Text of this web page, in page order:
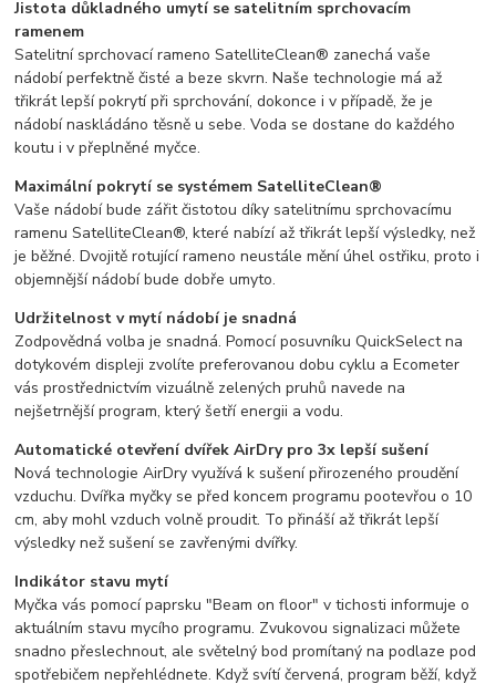
Jistota důkladného umytí se satelitním sprchovacím
ramenem
Satelitní sprchovací rameno SatelliteClean® zanechá vaše
nádobí perfektně čisté a beze skvrn. Naše technologie má až
třikrát lepší pokrytí při sprchování, dokonce i v případě, že je
nádobí naskládáno těsně u sebe. Voda se dostane do každého
koutu i v přeplněné myčce.
Maximální pokrytí se systémem SatelliteClean®
Vaše nádobí bude zářit čistotou díky satelitnímu sprchovacímu
ramenu SatelliteClean®, které nabízí až třikrát lepší výsledky, než
je běžné. Dvojitě rotující rameno neustále mění úhel ostřiku, proto i
objemnější nádobí bude dobře umyto.
Udržitelnost v mytí nádobí je snadná
Zodpovědná volba je snadná. Pomocí posuvníku QuickSelect na
dotykovém displeji zvolíte preferovanou dobu cyklu a Ecometer
vás prostřednictvím vizuálně zelených pruhů navede na
nejšetrnější program, který šetří energii a vodu.
Automatické otevření dvířek AirDry pro 3x lepší sušení
Nová technologie AirDry využívá k sušení přirozeného proudění
vzduchu. Dvířka myčky se před koncem programu pootevřou o 10
cm, aby mohl vzduch volně proudit. To přináší až třikrát lepší
výsledky než sušení se zavřenými dvířky.
Indikátor stavu mytí
Myčka vás pomocí paprsku "Beam on floor" v tichosti informuje o
aktuálním stavu mycího programu. Zvukovou signalizaci můžete
snadno přeslechnout, ale světelný bod promítaný na podlaze pod
spotřebičem nepřehlédnete. Když svítí červená, program běží, když